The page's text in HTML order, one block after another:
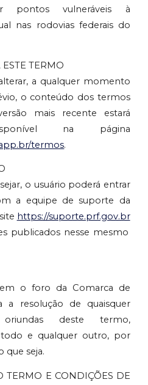
pontos vulneráveis à
nas rodovias federais do
ESTE TERMO
a qualquer momento
o conteúdo dos termos
mais recente estará
na página
termos.
o usuário poderá entrar
a equipe de suporte da
https://suporte.prf.gov.br
publicados nesse mesmo
o foro da Comarca de
a resolução de quaisquer
oriundas deste termo,
e qualquer outro, por
que seja.
TERMO E CONDIÇÕES DE